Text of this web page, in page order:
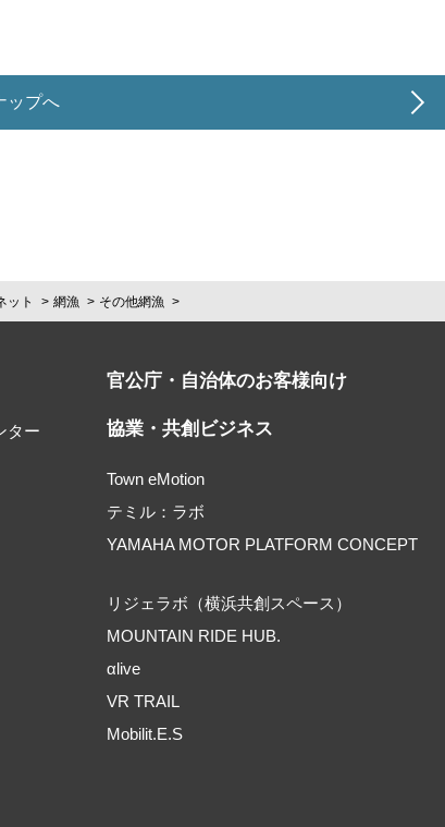
ップへ
ット 網漁 その他網漁
ター
官公庁・自治体のお客様向け
協業・共創ビジネス
Town eMotion
テミル：ラボ
YAMAHA MOTOR PLATFORM CONCEPT
リジェラボ（横浜共創スペース）
MOUNTAIN RIDE HUB.
αlive
VR TRAIL
Mobilit.E.S